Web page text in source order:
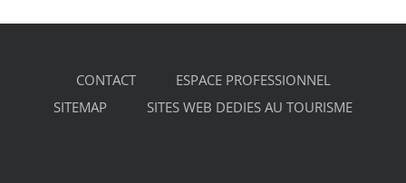
CONTACT
ESPACE PROFESSIONNEL
SITEMAP
SITES WEB DEDIES AU TOURISME